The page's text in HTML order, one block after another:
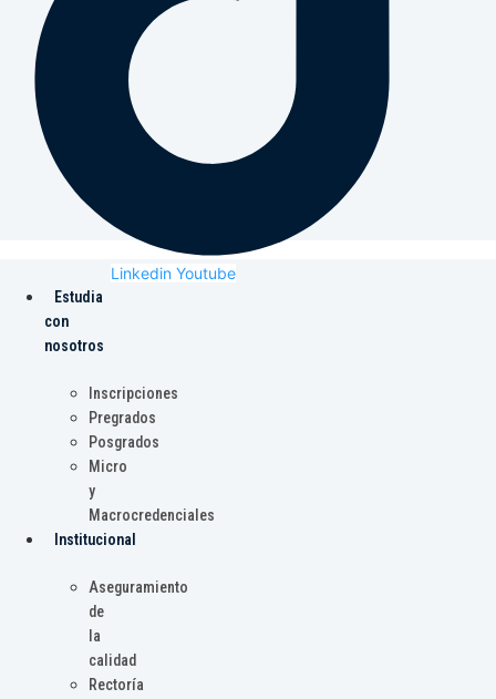
Linkedin Youtube
Estudia
con
nosotros
Inscripciones
Pregrados
Posgrados
Micro
y
Macrocredenciales
Institucional
Aseguramiento
de
la
calidad
Rectoría